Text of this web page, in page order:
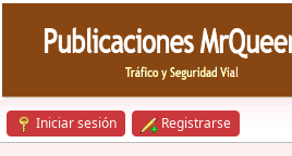
Iniciar sesión Registrarse